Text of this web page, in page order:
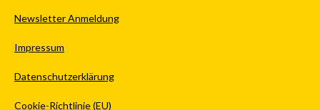
Newsletter Anmeldung
Impressum
Datenschutzerklärung
Cookie-Richtlinie (EU)